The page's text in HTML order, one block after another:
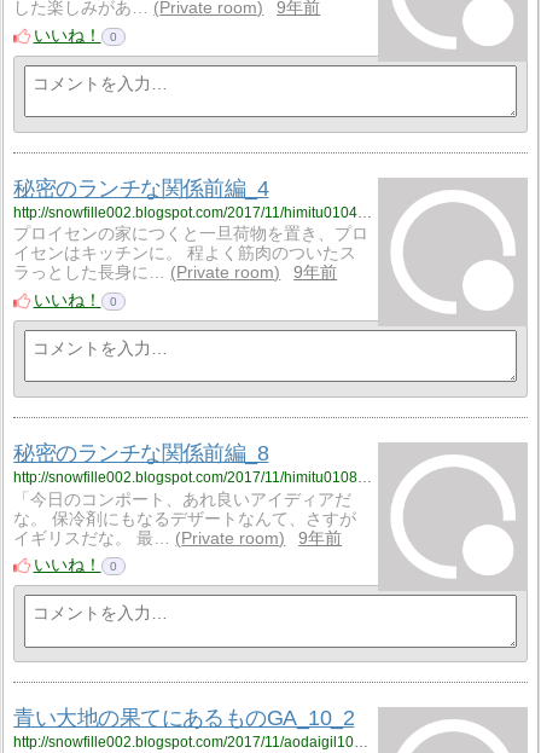
した楽しみがあ… Private room
9年前
いいね！
0
秘密のランチな関係前編_4
http://snowfille002.blogspot.com/2017/11/himitu0104.html
プロイセンの家につくと一旦荷物を置き、プロ
イセンはキッチンに。 程よく筋肉のついたス
ラっとした長身に…
Private room
9年前
いいね！
0
秘密のランチな関係前編_8
http://snowfille002.blogspot.com/2017/11/himitu0108.html
「今日のコンポート、あれ良いアイディアだ
な。 保冷剤にもなるデザートなんて、さすが
イギリスだな。 最…
Private room
9年前
いいね！
0
青い大地の果てにあるものGA_10_2
http://snowfille002.blogspot.com/2017/11/aodaigil1002.html